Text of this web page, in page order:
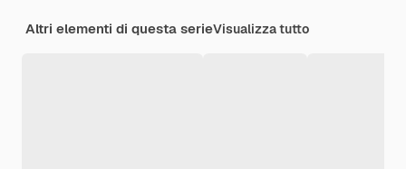
Altri elementi di questa serieVisualizza tutto